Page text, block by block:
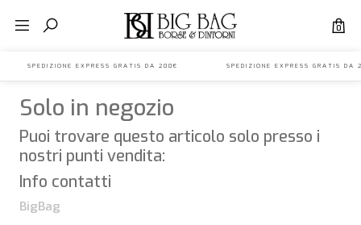
0
SPEDIZIONE EXPRESS GRATIS DA 200€ SPEDIZIONE EXPRESS
Solo in negozio
Puoi trovare questo articolo solo presso i
nostri punti vendita:
Info contatti
BigBag